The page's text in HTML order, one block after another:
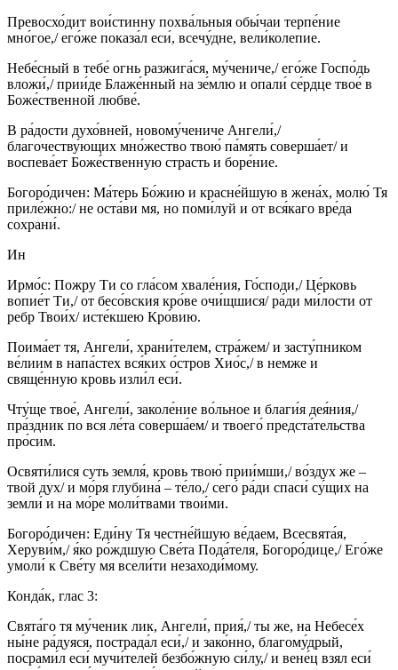
Превосхо́дит вои́стинну похва́льныя обы́чаи терпе́ние
мно́гое,/ его́же показа́л еси́, всечу́дне, вели́колепие.
Небе́сный в тебе́ огнь разжига́ся, му́чениче,/ его́же Госпо́дь
вложи́,/ прии́де Блаже́нный на зе́млю и опали́ се́рдце твое́ в
Боже́ственной любве́.
В ра́дости духо́вней, новому́чениче Ангели́,/
благочеству́ющих мно́жество твою́ па́мять соверша́ет/ и
воспева́ет Боже́ственную страсть и боре́ние.
Богоро́дичен: Ма́терь Бо́жию и красне́йшую в жена́х, молю́ Тя
приле́жно:/ не оста́ви мя, но поми́луй и от вся́каго вре́да
сохрани́.
Ин
Ирмо́с: Пожру Ти со гла́сом хвале́ния, Го́споди,/ Це́рковь
вопие́т Ти,/ от бесо́вския кро́ве очи́щшися/ ра́ди ми́лости от
ребр Твои́х/ исте́кшею Кро́вию.
Поима́ет тя, Ангели́, храни́телем, стра́жем/ и засту́пником
ве́лиим в напа́стех вся́ких о́стров Хио́с,/ в немже и
свяще́нную кровь изли́л еси́.
Чту́ще твое́, Ангели́, заколе́ние во́льное и благи́я дея́ния,/
пра́здник по вся ле́та соверша́ем/ и твоего́ предста́тельства
про́сим.
Освяти́лися суть земля́, кровь твою́ прии́мши,/ во́здух же –
твой дух/ и мо́ря глубина́ – те́ло,/ сего́ ра́ди спаси́ су́щих на
земли́ и на мо́ре моли́твами твои́ми.
Богоро́дичен: Еди́ну Тя честне́йшую ве́даем, Всесвята́я,
Херуви́м,/ я́ко ро́ждшую Све́та Пода́теля, Богоро́дице,/ Его́же
умоли́ к Све́ту мя всели́ти незаходи́мому.
Конда́к, глас 3:
Свята́го тя му́ченик лик, Ангели́, прия́,/ ты же, на Небесе́х
ны́не ра́дуяся, пострада́л еси́,/ и зако́нно, благому́дрый,
посрами́л еси́ мучи́телей безбо́жную си́лу,/ и вене́ц взял еси́